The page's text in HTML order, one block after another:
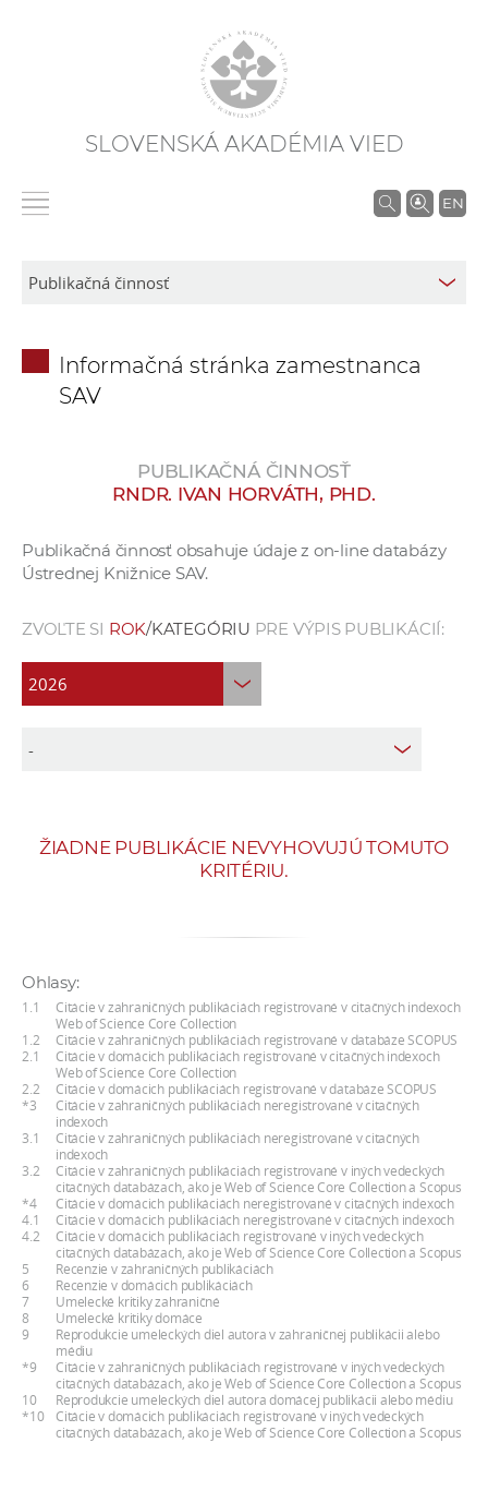
SLOVENSKÁ AKADÉMIA VIED
EN
V
á
p
c
í
c
o
n
o
c
h
Informačná stránka zamestnanca
SAV
PUBLIKAČNÁ ČINNOSŤ
RNDR. IVAN HORVÁTH, PHD.
Publikačná činnosť obsahuje údaje z on-line databázy
Ústrednej Knižnice SAV.
ZVOĽTE SI ROK/KATEGÓRIU PRE VÝPIS PUBLIKÁCIÍ:
ŽIADNE PUBLIKÁCIE NEVYHOVUJÚ TOMUTO
KRITÉRIU.
Ohlasy:
1.1
Citácie v zahraničných publikáciách registrované v citačných indexoch
Web of Science Core Collection
1.2
Citácie v zahraničných publikáciách registrované v databáze SCOPUS
2.1
Citácie v domácich publikáciách registrované v citačných indexoch
Web of Science Core Collection
2.2
Citácie v domácich publikáciách registrované v databáze SCOPUS
*3
Citácie v zahraničných publikáciách neregistrované v citačných
indexoch
3.1
Citácie v zahraničných publikáciách neregistrované v citačných
indexoch
3.2
Citácie v zahraničných publikáciách registrované v iných vedeckých
citačných databázach, ako je Web of Science Core Collection a Scopus
*4
Citácie v domácich publikáciách neregistrované v citačných indexoch
4.1
Citácie v domácich publikáciách neregistrované v citačných indexoch
4.2
Citácie v domácich publikáciách registrované v iných vedeckých
citačných databázach, ako je Web of Science Core Collection a Scopus
5
Recenzie v zahraničných publikáciách
6
Recenzie v domácich publikáciách
7
Umelecké kritiky zahraničné
8
Umelecké kritiky domáce
9
Reprodukcie umeleckých diel autora v zahraničnej publikácii alebo
médiu
*9
Citácie v zahraničných publikáciách registrované v iných vedeckých
citačných databázach, ako je Web of Science Core Collection a Scopus
10
Reprodukcie umeleckých diel autora domácej publikácii alebo médiu
*10
Citácie v domácich publikáciách registrované v iných vedeckých
citačných databázach, ako je Web of Science Core Collection a Scopus